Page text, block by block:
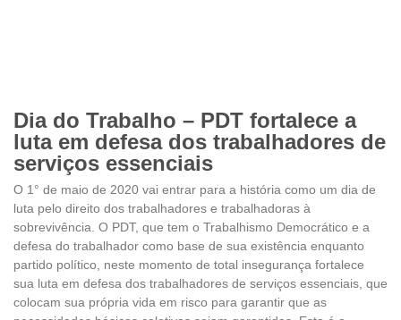
Dia do Trabalho – PDT fortalece a
luta em defesa dos trabalhadores de
serviços essenciais
O 1° de maio de 2020 vai entrar para a história como um dia de
luta pelo direito dos trabalhadores e trabalhadoras à
sobrevivência. O PDT, que tem o Trabalhismo Democrático e a
defesa do trabalhador como base de sua existência enquanto
partido político, neste momento de total insegurança fortalece
sua luta em defesa dos trabalhadores de serviços essenciais, que
colocam sua própria vida em risco para garantir que as